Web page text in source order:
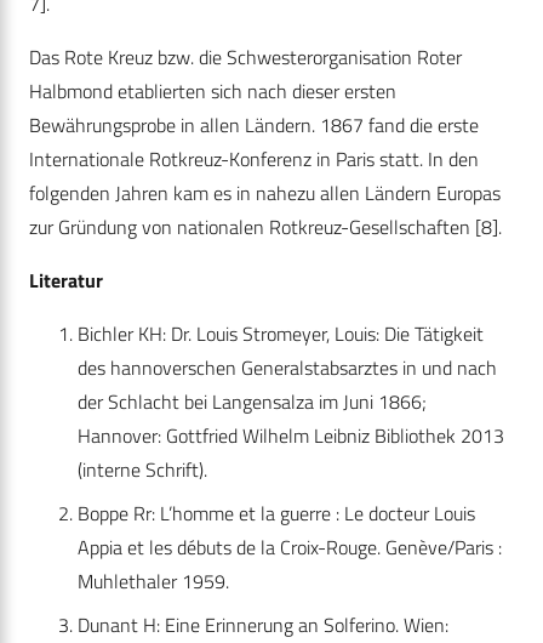
Das Rote Kreuz bzw. die Schwesterorganisation Roter
Halbmond etablierten sich nach dieser ersten
Bewährungsprobe in allen Ländern. 1867 fand die erste
Internationale Rotkreuz-Konferenz in Paris statt. In den
folgenden Jahren kam es in nahezu allen Ländern Europas
zur Gründung von nationalen Rotkreuz-Gesellschaften [8].
Literatur
Bichler KH: Dr. Louis Stromeyer, Louis: Die Tätigkeit
des hannoverschen Generalstabsarztes in und nach
der Schlacht bei Langensalza im Juni 1866;
Hannover: Gottfried Wilhelm Leibniz Bibliothek 2013
(interne Schrift).
Boppe Rr: L’homme et la guerre : Le docteur Louis
Appia et les débuts de la Croix-Rouge. Genève/Paris :
Muhlethaler 1959.
Dunant H: Eine Erinnerung an Solferino. Wien: